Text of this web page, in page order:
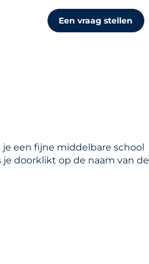
Een vraag stellen
een fijne middelbare school
doorklikt op de naam van de